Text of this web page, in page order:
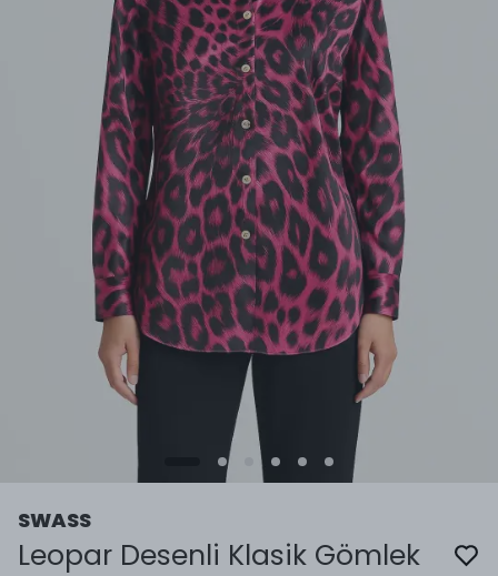
SWASS
Leopar Desenli Klasik Gömlek